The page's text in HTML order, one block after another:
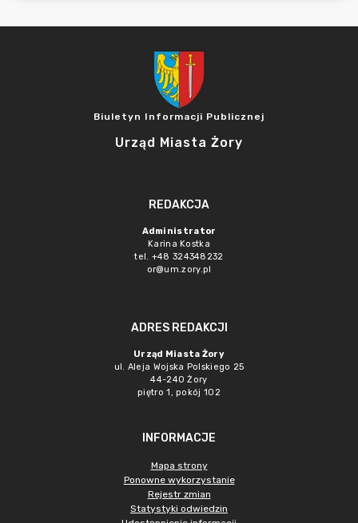
Biuletyn Informacji Publicznej
Urząd Miasta Żory
REDAKCJA
Administrator
Karina Kostka
tel. +48 324348232
or@um.zory.pl
ADRES REDAKCJI
Urząd Miasta Żory
ul. Aleja Wojska Polskiego 25
44-240 Żory
piętro 1, pokój 102
INFORMACJE
Mapa strony
Ponowne wykorzystanie
Rejestr zmian
Statystyki odwiedzin